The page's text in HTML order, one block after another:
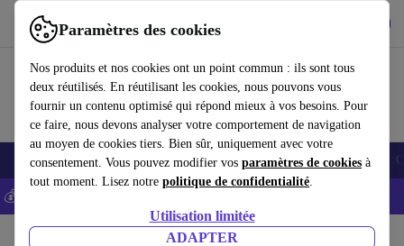
Paramètres des cookies
Nos produits et nos cookies ont un point commun : ils sont tous
deux réutilisés. En réutilisant les cookies, nous pouvons vous
fournir un contenu optimisé qui répond mieux à vos besoins. Pour
ce faire, nous devons analyser votre comportement de navigation
au moyen de cookies tiers. Bien sûr, uniquement avec votre
consentement. Vous pouvez modifier vos paramètres de cookies à
tout moment. Lisez notre politique de confidentialité.
Utilisation limitée
ADAPTER
Utilisez refurbed rapidement et facilement
Smartphones Laptops Tablettes Montres connectées Accessoires
💰-5% EXTRA sur les iPhones – Code: IPHONEDEAL -
Ordinateurs portables Ordinateurs portables HP